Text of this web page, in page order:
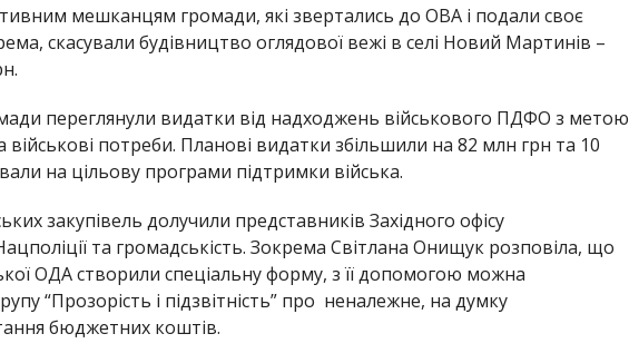
мешканцям громади, які звертались до ОВА і подали своє
скасували будівництво оглядової вежі в селі Новий Мартинів –
переглянули видатки від надходжень військового ПДФО з метою
військові потреби. Планові видатки збільшили на 82 млн грн та 10
на цільову програми підтримки війська.
закупівель долучили представників Західного офісу
та громадськість. Зокрема Світлана Онищук розповіла, що
ОДА створили спеціальну форму, з її допомогою можна
“Прозорість і підзвітність” про неналежне, на думку
бюджетних коштів.